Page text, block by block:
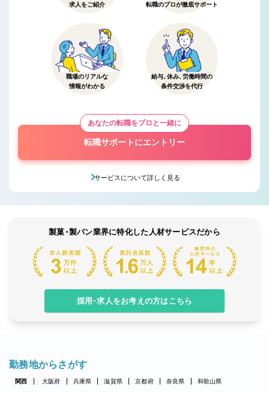
求人をご紹介
転職のプロが徹底サポート
職場のリアルな
情報がわかる
給与、休み、労働時間の
条件交渉を代行
あなたの転職をプロと一緒に
転職サポートにエントリー
サービスについて詳しく見る
製菓・製パン業界に特化した人材サービスだから
採用・求人をお考えの方はこちら
勤務地からさがす
関西 大阪府 兵庫県 滋賀県 京都府 奈良県 和歌山県